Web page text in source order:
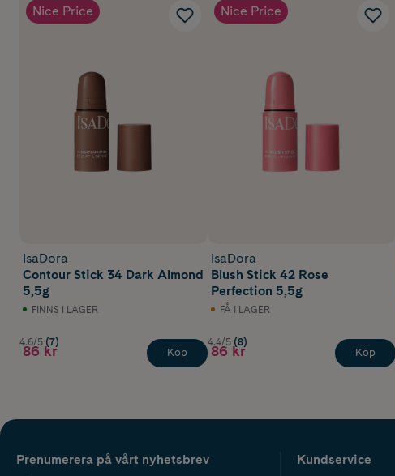
Nice Price
IsaDora
Contour Stick 34 Dark Almond
5,5g
FINNS I LAGER
4.6/5 (7)
86 kr Köp
Nice Price
IsaDora
Blush Stick 42 Rose
Perfection 5,5g
FÅ I LAGER
4.4/5 (8)
86 kr Köp
Prenumerera på vårt nyhetsbrev
Kundservice